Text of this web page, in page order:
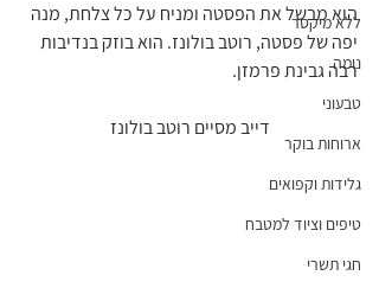
ללא מיקסר
נומה
טבעוני
ארוחות בוקר
גלידות וקפואים
טיפים וציוד למטבח
חגי תשרי
הוא מבשל את הפסטה ומניח על כל צלחת, מנה
יפה של פסטה, רוטב בולונז. הוא בוזק בנדיבות
רבה גבינת פרמזן.
דייב מסיים רוטב בולונז